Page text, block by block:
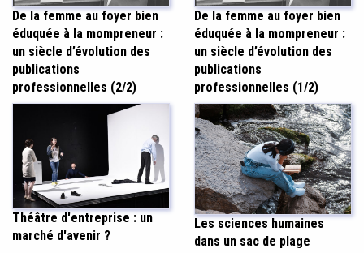
De la femme au foyer bien
éduquée à la mompreneur :
un siècle d’évolution des
publications
professionnelles (2/2)
De la femme au foyer bien
éduquée à la mompreneur :
un siècle d’évolution des
publications
professionnelles (1/2)
Théâtre d'entreprise : un
marché d'avenir ?
Les sciences humaines
dans un sac de plage